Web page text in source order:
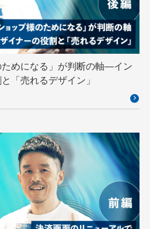
vibe VLA
ZTNA
イベントレポート
インハウス お名前.com
サマーインターン スクラム
ャリスト セキュリティ
ン チームビルディング
セキュリティもGMO
バックエンド
ためになる」が判断の軸―イン
「売れるデザイン」